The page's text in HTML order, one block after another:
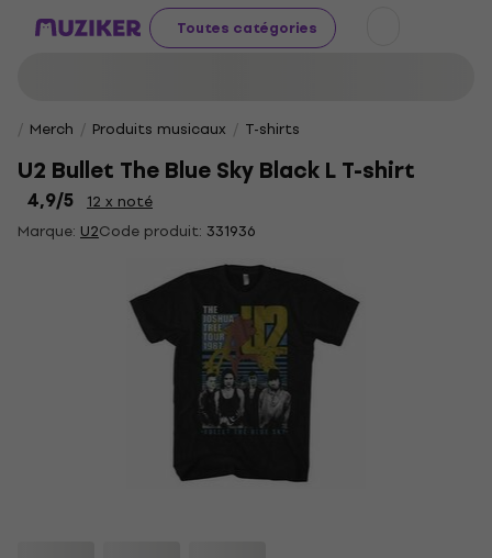
Toutes catégories
Merch Produits musicaux T-shirts
U2 Bullet The Blue Sky Black L T-shirt
4,9/5
12 x noté
Marque: U2Code produit: 331936